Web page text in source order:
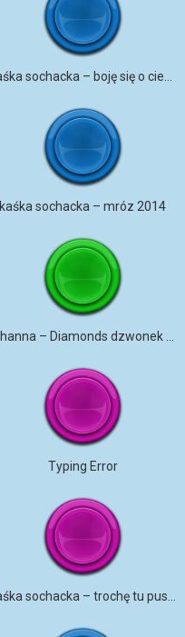
kaśka sochacka – mróz 2014
Typing Error